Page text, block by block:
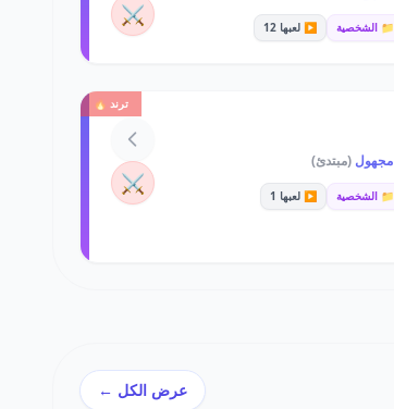
📁 الشخصية ▶️ لعبها 12 ⚔️
ترند 🔥
مجهول (مبتدئ)
📁 الشخصية ▶️ لعبها 1 ⚔️
عرض الكل ←